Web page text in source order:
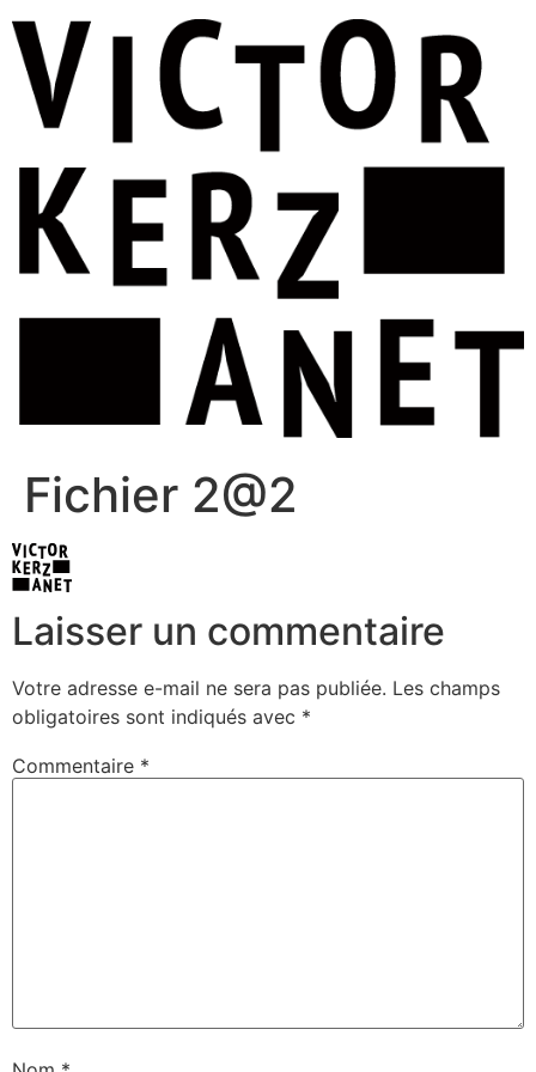
au
contenu
Fichier 2@2
Laisser un commentaire
Votre adresse e-mail ne sera pas publiée. Les champs
obligatoires sont indiqués avec *
Commentaire *